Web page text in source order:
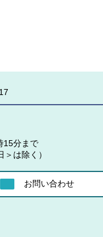
15分まで
は除く）
お問い合わせ